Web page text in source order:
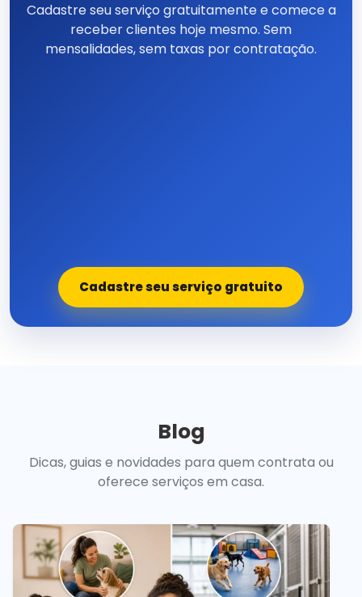
Cadastre seu serviço gratuitamente e comece a
receber clientes hoje mesmo. Sem
mensalidades, sem taxas por contratação.
Cadastre seu serviço gratuito
Blog
Dicas, guias e novidades para quem contrata ou
oferece serviços em casa.